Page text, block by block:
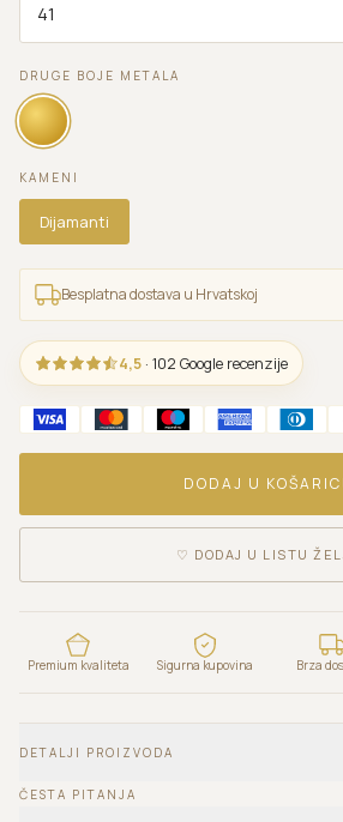
DRUGE BOJE METALA
KAMENI
Dijamanti
Besplatna dostava u Hrvatskoj
4,5 · 102 Google recenzije
DODAJ U
♡ DODAJ U LISTU
Premium kvaliteta Sigurna kupovina Brza
DETALJI PROIZVODA
ČESTA PITANJA